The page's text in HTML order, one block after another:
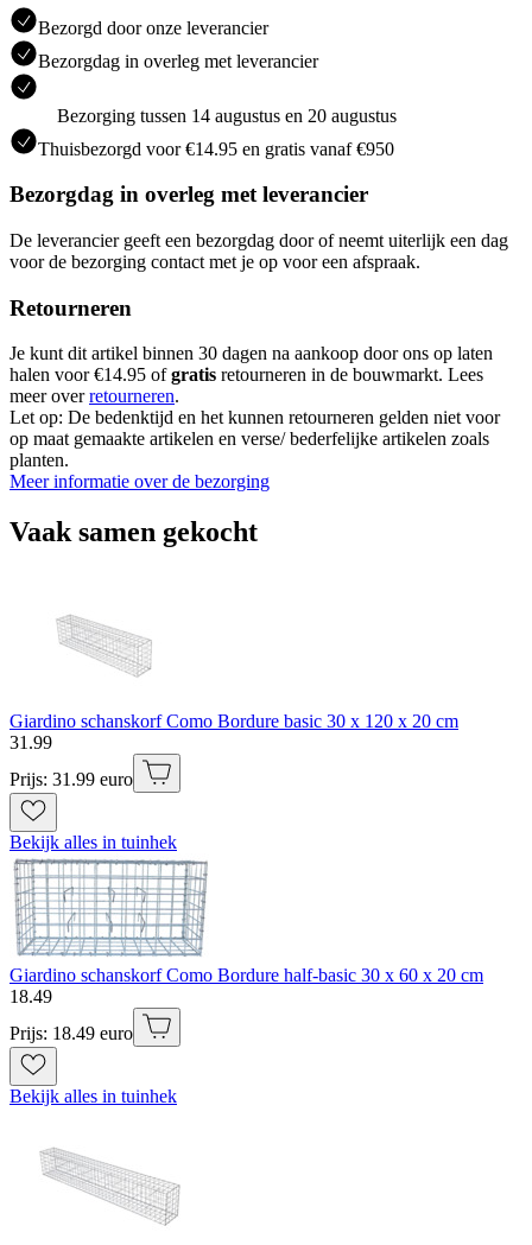
Bezorgd door onze leverancier
Bezorgdag in overleg met leverancier
Bezorging tussen 14 augustus en 20 augustus
Thuisbezorgd voor €14.95 en gratis vanaf €950
Bezorgdag in overleg met leverancier
De leverancier geeft een bezorgdag door of neemt uiterlijk een dag
voor de bezorging contact met je op voor een afspraak.
Retourneren
Je kunt dit artikel binnen 30 dagen na aankoop door ons op laten
halen voor €14.95 ofgratis retourneren in de bouwmarkt. Lees
meer overretourneren.
Let op: De bedenktijd en het kunnen retourneren gelden niet voor
op maat gemaakte artikelen en verse/ bederfelijke artikelen zoals
planten.
Meer informatie over de bezorging
Vaak samen gekocht
Giardino schanskorf Como Bordure basic 30 x 120 x 20 cm
31 .99
Prijs: 31.99 euro
Bekijk alles in tuinhek
Giardino schanskorf Como Bordure half-basic 30 x 60 x 20 cm
18.49
Prijs: 18.49 euro
Bekijk alles in tuinhek